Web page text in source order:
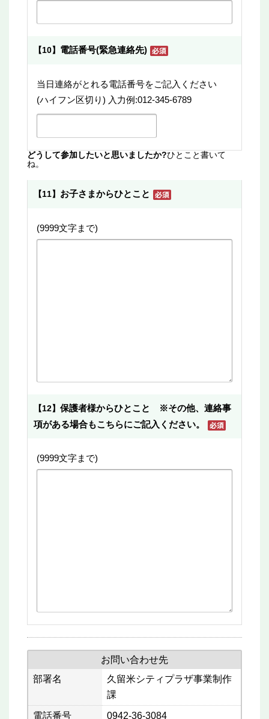
【10】 電話番号(緊急連絡先)
当日連絡がとれる電話番号をご記入ください
(ハイフン区切り) 入力例:012-345-6789
どうして参加したいと思いましたか?ひとこと書いて
ね。
【11】 お子さまからひとこと
(9999文字まで)
【12】 保護者様からひとこと ※その他、連絡事
項がある場合もこちらにご記入ください。
(9999文字まで)
お問い合わせ先
部署名
久留米シティプラザ事業制作
課
電話番号 0942-36-3084